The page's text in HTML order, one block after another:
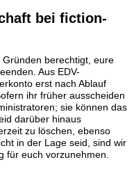
bei fiction-
berechtigt, eure
Aus EDV-
erst nach Ablauf
ihr früher ausscheiden
sie können das
darüber hinaus
zu löschen, ebenso
in der Lage seid, sind wir
für euch vorzunehmen.